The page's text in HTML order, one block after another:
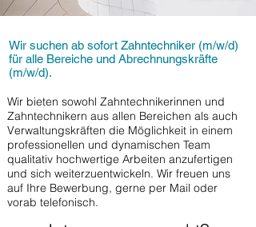
Wir suchen ab sofort Zahntechniker (m/w/d)
für alle Bereiche und Abrechnungskräfte
(m/w/d).
Wir bieten sowohl Zahntechnikerinnen und
Zahntechnikern aus allen Bereichen als auch
Verwaltungskräften die Möglichkeit in einem
professionellen und dynamischen Team
qualitativ hochwertige Arbeiten anzufertigen
und sich weiterzuentwickeln. Wir freuen uns
auf Ihre Bewerbung, gerne per Mail oder
vorab telefonisch.